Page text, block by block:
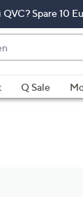
Spare 10
Q Sale